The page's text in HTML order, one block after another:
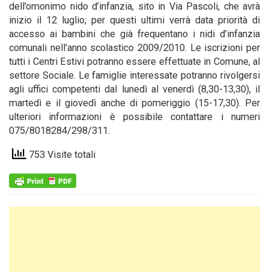
dell’omonimo nido d’infanzia, sito in Via Pascoli, che avrà
inizio il 12 luglio; per questi ultimi verrà data priorità di
accesso ai bambini che già frequentano i nidi d’infanzia
comunali nell’anno scolastico 2009/2010. Le iscrizioni per
tutti i Centri Estivi potranno essere effettuate in Comune, al
settore Sociale. Le famiglie interessate potranno rivolgersi
agli uffici competenti dal lunedì al venerdì (8,30-13,30), il
martedì e il giovedì anche di pomeriggio (15-17,30). Per
ulteriori informazioni è possibile contattare i numeri
075/8018284/298/311.
753 Visite totali